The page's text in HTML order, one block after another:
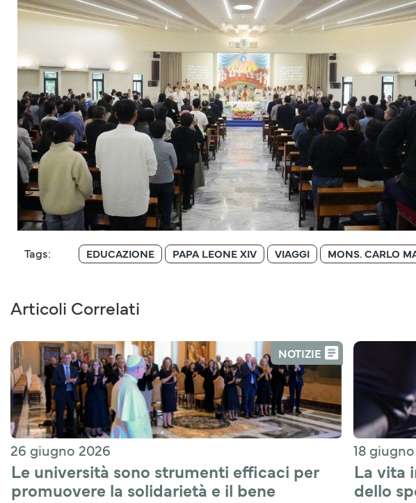
Tags: EDUCAZIONE PAPA LEONE XIV VIAGGI MONS. CARLO
Articoli Correlati
NOTIZIE
26 giugno 2026
Le università sono strumenti efficaci per
promuovere la solidarietà e il bene
18
La vita
dello